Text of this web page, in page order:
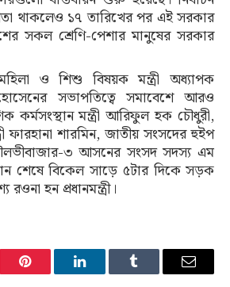
থাকলেও ১৭ তারিখের পর এই সরকার
সকল শ্রেণি-পেশার মানুষের সরকার
ও শিশু বিষয়ক মন্ত্রী অধ্যাপক
সভাপতিত্বে সমাবেশে আরও
কর্মসংস্থান মন্ত্রী আরিফুল হক চৌধুরী,
ফারহানা শারমিন, জাতীয় সংসদের হুইপ
৩ আসনের সংসদ সদস্য এম
শেষে বিকেল সাড়ে ৫টার দিকে সড়ক
হন প্রধানমন্ত্রী।
Pinterest LinkedInTumblr Email